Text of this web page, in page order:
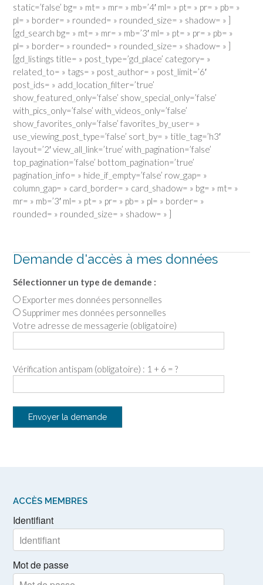
static=’false’ bg= » mt= » mr= » mb=’4′ ml= » pt= » pr= » pb= »
pl= » border= » rounded= » rounded_size= » shadow= » ]
[gd_search bg= » mt= » mr= » mb=’3′ ml= » pt= » pr= » pb= »
pl= » border= » rounded= » rounded_size= » shadow= » ]
[gd_listings title= » post_type=’gd_place’ category= »
related_to= » tags= » post_author= » post_limit=’6′
post_ids= » add_location_filter=’true’
show_featured_only=’false’ show_special_only=’false’
with_pics_only=’false’ with_videos_only=’false’
show_favorites_only=’false’ favorites_by_user= »
use_viewing_post_type=’false’ sort_by= » title_tag=’h3′
layout=’2′ view_all_link=’true’ with_pagination=’false’
top_pagination=’false’ bottom_pagination=’true’
pagination_info= » hide_if_empty=’false’ row_gap= »
column_gap= » card_border= » card_shadow= » bg= » mt= »
mr= » mb=’3′ ml= » pt= » pr= » pb= » pl= » border= »
rounded= » rounded_size= » shadow= » ]
Demande d'accès à mes données
Sélectionner un type de demande :
Exporter mes données personnelles
Supprimer mes données personnelles
Votre adresse de messagerie (obligatoire)
Vérification antispam (obligatoire) : 1 + 6 = ?
ACCÈS MEMBRES
Identifiant
Mot de passe